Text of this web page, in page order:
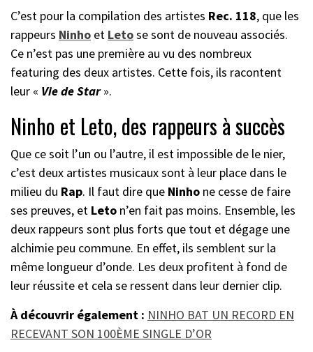
C’est pour la compilation des artistes Rec. 118, que les
rappeurs Ninho et Letose sont de nouveau associés.
Ce n’est pas une première au vu des nombreux
featuring des deux artistes. Cette fois, ils racontent
leur « Vie de Star».
Ninho et Leto, des rappeurs à succès
Que ce soit l’un ou l’autre, il est impossible de le nier,
c’est deux artistes musicaux sont à leur place dans le
milieu du Rap. Il faut dire que Ninho ne cesse de faire
ses preuves, et Leto n’en fait pas moins. Ensemble, les
deux rappeurs sont plus forts que tout et dégage une
alchimie peu commune. En effet, ils semblent sur la
même longueur d’onde. Les deux profitent à fond de
leur réussite et cela se ressent dans leur dernier clip.
À découvrir également : NINHO BAT UN RECORD EN
RECEVANT SON 100ÈME SINGLE D’OR